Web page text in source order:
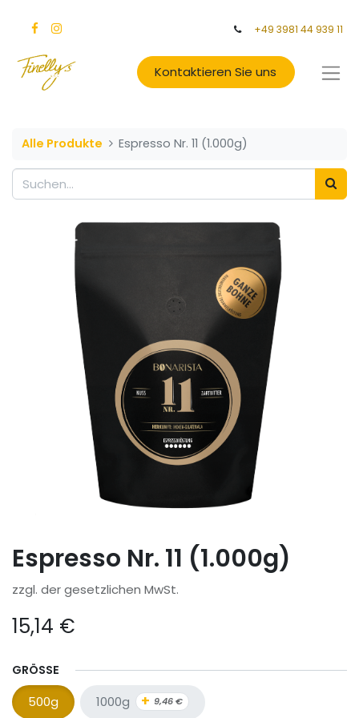
+49 3981 44 939 11
Kontaktieren Sie uns
Alle Produkte Espresso Nr. 11 (1.000g)
Espresso Nr. 11 (1.000g)
zzgl. der gesetzlichen MwSt.
15,14 €
GRÖSSE
500g 1000g + 9,46€